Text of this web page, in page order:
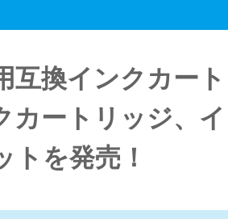
互換インクカー
カートリッジ、
トを発売！